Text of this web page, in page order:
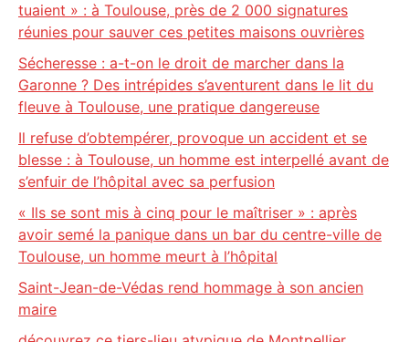
tuaient » : à Toulouse, près de 2 000 signatures
réunies pour sauver ces petites maisons ouvrières
Sécheresse : a-t-on le droit de marcher dans la
Garonne ? Des intrépides s’aventurent dans le lit du
fleuve à Toulouse, une pratique dangereuse
Il refuse d’obtempérer, provoque un accident et se
blesse : à Toulouse, un homme est interpellé avant de
s’enfuir de l’hôpital avec sa perfusion
« Ils se sont mis à cinq pour le maîtriser » : après
avoir semé la panique dans un bar du centre-ville de
Toulouse, un homme meurt à l’hôpital
Saint-Jean-de-Védas rend hommage à son ancien
maire